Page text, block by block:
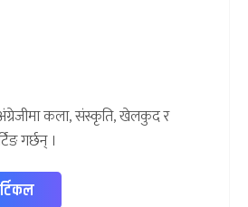
कला, संस्कृति, खेलकुद र
गर्छन् ।